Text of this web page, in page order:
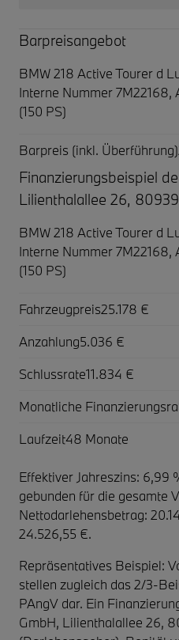
Barpreisangebot
BMW 218 Active Tourer d
Interne Nummer 7M22168,
(150 PS)
Barpreis (inkl. Überführung)
Finanzierungsbeispiel
Lilienthalallee 26,
BMW 218 Active Tourer d
Interne Nummer 7M22168,
(150 PS)
Fahrzeugpreis25.178 €
Anzahlung5.036 €
Schlussrate11.834 €
Monatliche
Laufzeit48 Monate
Effektiver Jahreszins: 6,99
gebunden für die gesamte
Nettodarlehensbetrag:
24.526,55 €.
Repräsentatives Beispiel:
stellen zugleich das 2/3-
PAngV dar. Ein
GmbH, Lilienthalallee 26,